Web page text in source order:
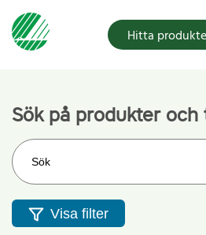
Hitta
Sök på produkter och
Sök på webbplatsen
Visa filter